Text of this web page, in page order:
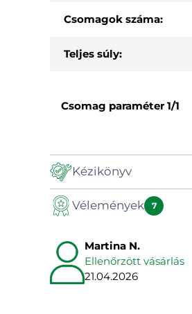
Csomagok száma:
Teljes súly:
Csomag paraméter1/1
Kézikönyv
Manual
Vélemények 7
Martina N.
Ellenőrzött vásárlás
21.04.2026